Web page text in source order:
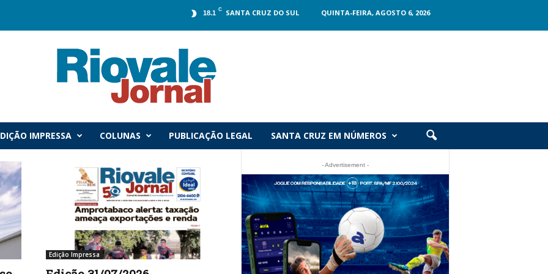
18.1 C SANTA CRUZ DO SUL QUINTA-FEIRA, AGOSTO 6, 2026
IMPRESSA COLUNAS PUBLICAÇÃO LEGAL SANTA CRUZ EM NÚMEROS
Edição Impressa
- Advertisement -